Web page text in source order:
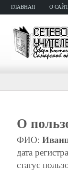
ГЛАВНАЯ О
О
ФИО:
дата
статус